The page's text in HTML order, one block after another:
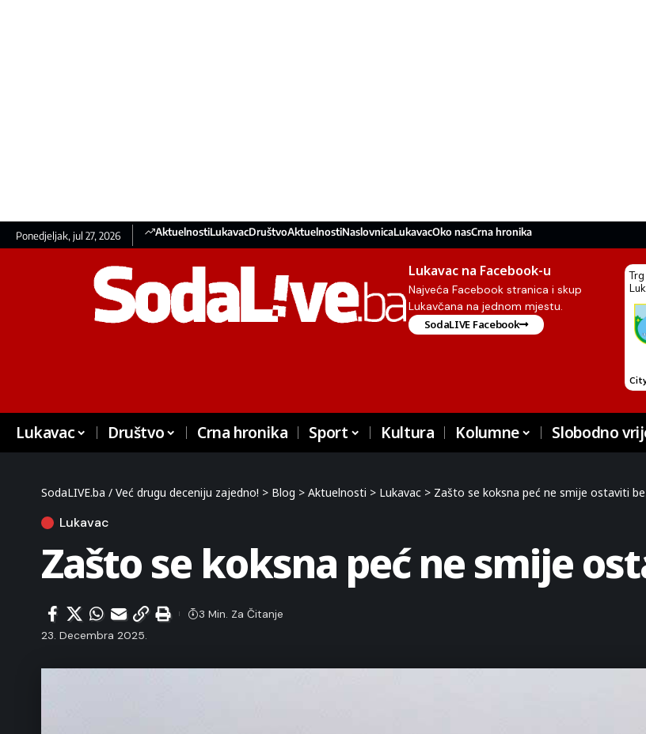
Ponedjeljak, jul 27, 2026 AktuelnostiLukavacDruštvoAktuelnostiNaslovnicaLukavacOko nasCrna hronika
Lukavac na Facebook-u
Najveća Facebook stranica i skup
Lukavčana na jednom mjestu.
SodaLIVE Facebook
Lukavac Društvo Crna hronika Sport Kultura Kolumne Slobodno
SodaLIVE.ba / Već drugu deceniju zajedno! > Blog > Aktuelnosti > Lukavac > Zašto se koksna peć ne smije ostaviti
Lukavac
Zašto se koksna peć ne smije
23. Decembra 2025.
3 Min. Za Čitanje